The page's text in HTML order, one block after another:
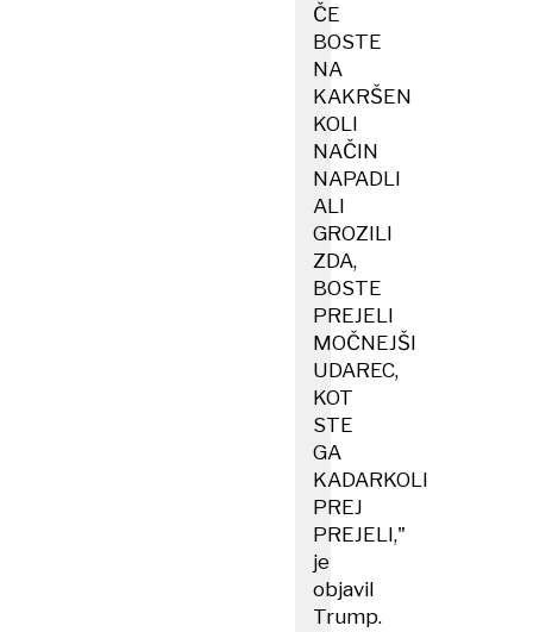
ČE
BOSTE
NA
KAKRŠEN
KOLI
NAČIN
NAPADLI
ALI
GROZILI
ZDA,
BOSTE
PREJELI
MOČNEJŠI
UDAREC,
KOT
STE
GA
KADARKOLI
PREJ
PREJELI,"
je
objavil
Trump.